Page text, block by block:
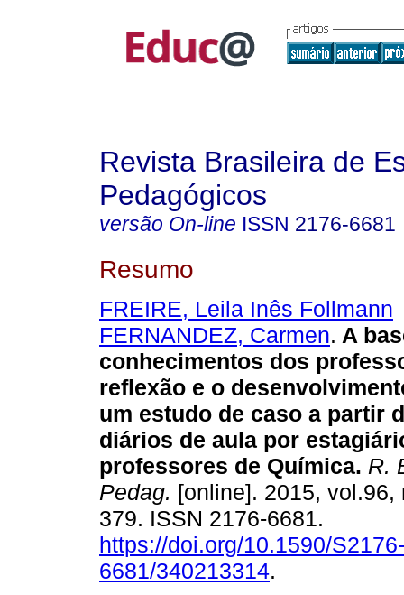
Revista Brasileira de
Pedagógicos
versão On-line ISSN 2176-6681
Resumo
FREIRE, Leila Inês Follmann
FERNANDEZ, Carmen. A
conhecimentos dos
reflexão e o
um estudo de caso a partir
diários de aula por
professores de Química. R.
Pedag. [online]. 2015, vol.96,
379. ISSN 2176-6681.
https://doi.org/10.1590/S2176-
6681/340213314.